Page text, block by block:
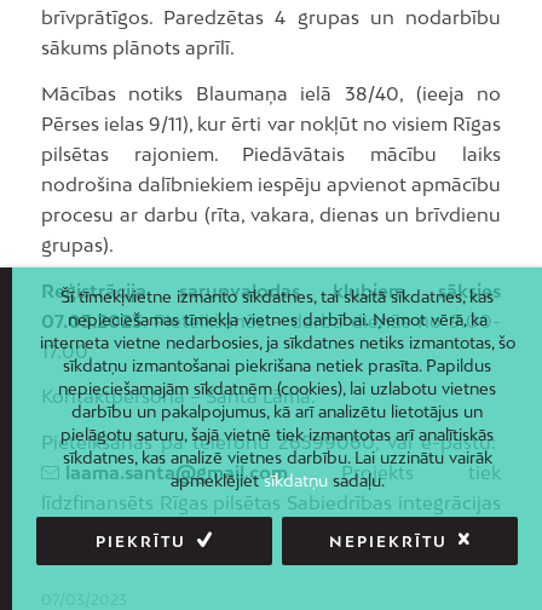
brīvprātīgos. Paredzētas 4 grupas un nodarbību
sākums plānots aprīlī.
Mācības notiks Blaumaņa ielā 38/40, (ieeja no
Pērses ielas 9/11), kur ērti var nokļūt no visiem Rīgas
pilsētas rajoniem. Piedāvātais mācību laiks
nodrošina dalībniekiem iespēju apvienot apmācību
procesu ar darbu (rīta, vakara, dienas un brīvdienu
grupas).
Reģistrācija sarunvalodas klubiem sāksies
07.03.2023. Pieteikšanās – darba dienās no 9.00-
17.00.
Kontaktpersona – Santa Lāma.
Pieteikšanās pa telefonu 26599060, vai e-pastu:
laama.santa@gmail.comProjekts tiek
līdzfinansēts Rīgas pilsētas Sabiedrības integrācijas
programmas ietvaros.
Šī tīmekļvietne izmanto sīkdatnes, tai skaitā sīkdatnes, kas
nepieciešamas tīmekļa vietnes darbībai. Ņemot vērā, ka
interneta vietne nedarbosies, ja sīkdatnes netiks izmantotas, šo
sīkdatņu izmantošanai piekrišana netiek prasīta. Papildus
nepieciešamajām sīkdatnēm (cookies), lai uzlabotu vietnes
darbību un pakalpojumus, kā arī analizētu lietotājus un
pielāgotu saturu, šajā vietnē tiek izmantotas arī analītiskās
sīkdatnes, kas analizē vietnes darbību. Lai uzzinātu vairāk
apmeklējietsīkdatņusadaļu.
PIEKRĪTU NEPIEKRĪTU